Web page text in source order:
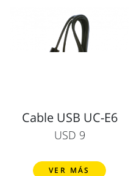
Cable USB UC-E6
USD 9
VER MÁS